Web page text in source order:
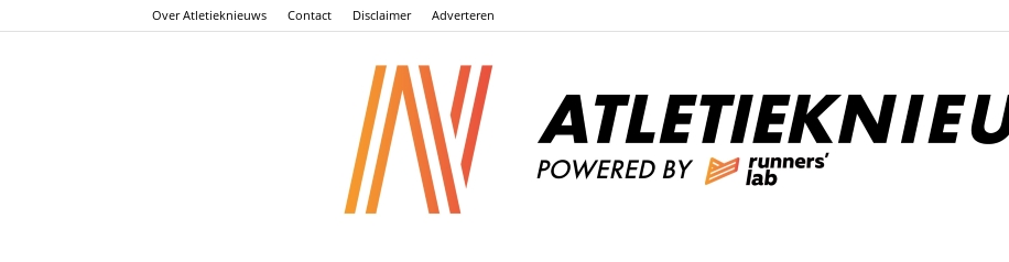
Over Atletieknieuws Contact Disclaimer Adverteren